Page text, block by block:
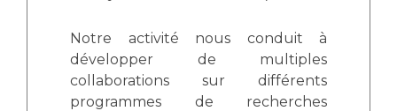
Notre activité nous conduit à
développer de multiples
collaborations sur différents
programmes de recherches